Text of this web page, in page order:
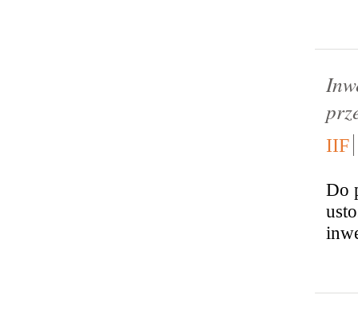
IIF
Do